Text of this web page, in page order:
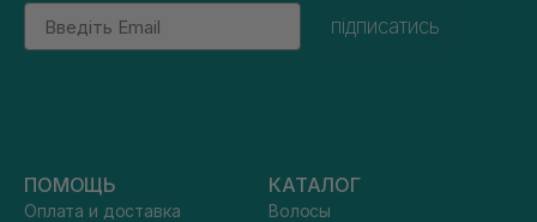
Email
підписатись
ПОМОЩЬ
Оплата и доставка
КАТАЛОГ
Волосы